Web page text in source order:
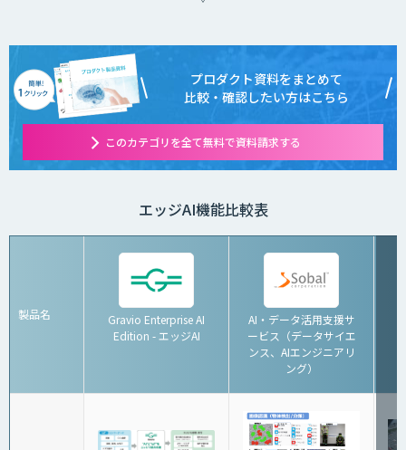
プロダクト資料をまとめて
比較・確認したい方はこちら
このカテゴリを全て無料で資料請求する
エッジAI機能比較表
製品名
Gravio Enterprise AI
Edition - エッジAI
AI・データ活用支援サ
ービス（データサイエ
ンス、AIエンジニアリ
ング）